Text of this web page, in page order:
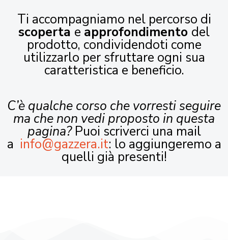
Ti accompagniamo nel percorso di
scoperta e approfondimento del
prodotto, condividendoti come
utilizzarlo per sfruttare ogni sua
caratteristica e beneficio.
C’è qualche corso che vorresti seguire
ma che non vedi proposto in questa
pagina?Puoi scriverci una mail
a info@gazzera.it: lo aggiungeremo a
quelli già presenti!